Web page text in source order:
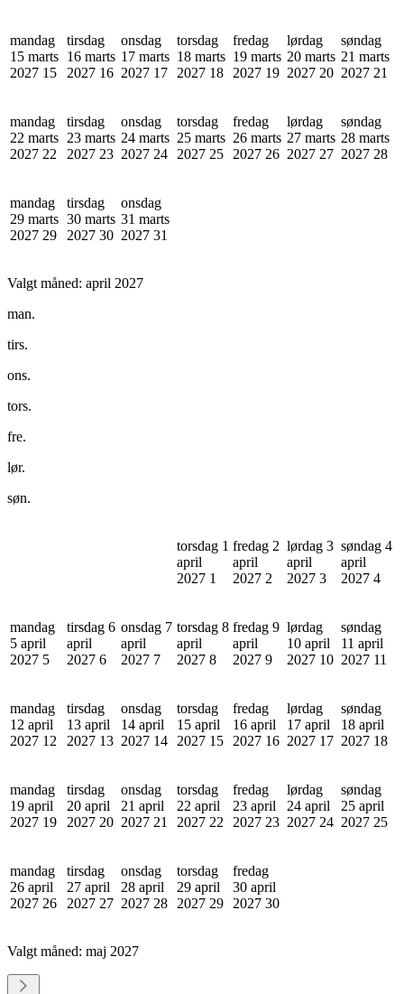
mandag
15 marts
2027 15
tirsdag
16 marts
2027 16
onsdag
17 marts
2027 17
torsdag
18 marts
2027 18
fredag
19 marts
2027 19
lørdag
20 marts
2027 20
søndag
21 marts
2027 21
mandag
22 marts
2027 22
tirsdag
23 marts
2027 23
onsdag
24 marts
2027 24
torsdag
25 marts
2027 25
fredag
26 marts
2027 26
lørdag
27 marts
2027 27
søndag
28 marts
2027 28
mandag
29 marts
2027 29
tirsdag
30 marts
2027 30
onsdag
31 marts
2027 31
Valgt måned: april 2027
man.
tirs.
ons.
tors.
fre.
lør.
søn.
torsdag 1
april
2027 1
fredag 2
april
2027 2
lørdag 3
april
2027 3
søndag 4
april
2027 4
mandag
5 april
2027 5
tirsdag 6
april
2027 6
onsdag 7
april
2027 7
torsdag 8
april
2027 8
fredag 9
april
2027 9
lørdag
10 april
2027 10
søndag
11 april
2027 11
mandag
12 april
2027 12
tirsdag
13 april
2027 13
onsdag
14 april
2027 14
torsdag
15 april
2027 15
fredag
16 april
2027 16
lørdag
17 april
2027 17
søndag
18 april
2027 18
mandag
19 april
2027 19
tirsdag
20 april
2027 20
onsdag
21 april
2027 21
torsdag
22 april
2027 22
fredag
23 april
2027 23
lørdag
24 april
2027 24
søndag
25 april
2027 25
mandag
26 april
2027 26
tirsdag
27 april
2027 27
onsdag
28 april
2027 28
torsdag
29 april
2027 29
fredag
30 april
2027 30
Valgt måned: maj 2027